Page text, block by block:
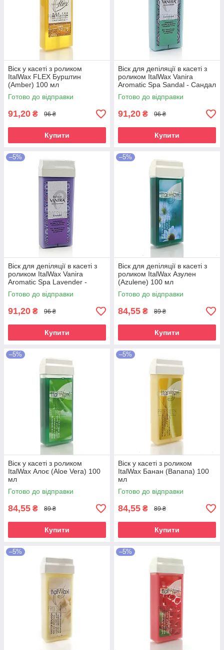
Віск у касеті з роликом
ItalWax FLEX Бурштин
(Amber) 100 мл
Готово до відправки
91,20 ₴ 96 ₴
Купити
Віск для депіляції в касеті з
роликом ItalWax Vanira
Аromatic Spa Sandal - Сандал
100 мл
Готово до відправки
91,20 ₴ 96 ₴
Купити
–5%
Віск для депіляції в касеті з
роликом ItalWax Vanira
Аromatic Spa Lavender -
Лаванда 100 мл
Готово до відправки
91,20 ₴ 96 ₴
Купити
–5%
Віск для депіляції в касеті з
роликом ItalWax Азулен
(Azulene) 100 мл
Готово до відправки
84,55 ₴ 89 ₴
Купити
–5%
Віск у касеті з роликом
ItalWax Алоє (Aloe Vera) 100
мл
Готово до відправки
84,55 ₴ 89 ₴
Купити
–5%
Віск у касеті з роликом
ItalWax Банан (Banana) 100
мл
Готово до відправки
84,55 ₴ 89 ₴
Купити
–5% –5%